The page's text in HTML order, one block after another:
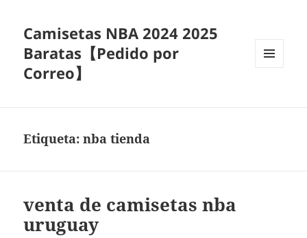
Camisetas NBA 2024 2025
Baratas【Pedido por
Correo】
Etiqueta:nba tienda
venta de camisetas nba
uruguay